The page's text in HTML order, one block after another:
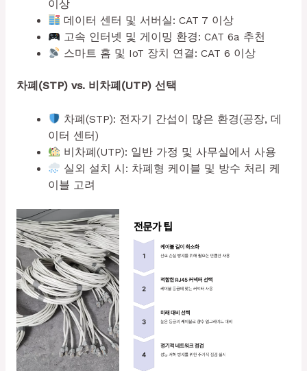
이상
데이터 센터 및 서버실: CAT 7 이상
고속 인터넷 및 게이밍 환경: CAT 6a 추천
스마트 홈 및 IoT 장치 연결: CAT 6 이상
차폐(STP) vs. 비차폐(UTP) 선택
차폐(STP): 전자기 간섭이 많은 환경(공장, 데
이터 센터)
비차폐(UTP): 일반 가정 및 사무실에서 사용
실외 설치 시: 차폐형 케이블 및 방수 처리 케
이블 고려